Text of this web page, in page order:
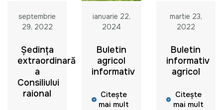
septembrie
29, 2022
Ședința
extraordinară
a
Consiliului
raional
ianuarie 22,
2024
Buletin
agricol
informativ
Citește
mai mult
martie 23,
2022
Buletin
informativ
agricol
Citește
mai mult